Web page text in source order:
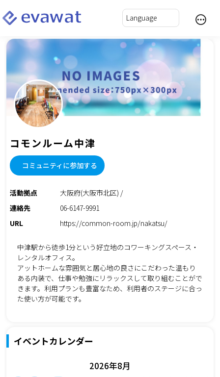
コモンルーム中津
コミュニティに参加する
活動拠点
大阪府(大阪市北区) /
連絡先
06-6147-9991
URL
https://common-room.jp/nakatsu/
中津駅から徒歩1分という好立地のコワーキングスペース・
レンタルオフィス。
アットホームな雰囲気と居心地の良さにこだわった温もり
ある内装で、仕事や勉強にリラックスして取り組むことがで
きます。利用プランも豊富なため、利用者のステージに合っ
た使い方が可能です。
イベントカレンダー
2026年8月